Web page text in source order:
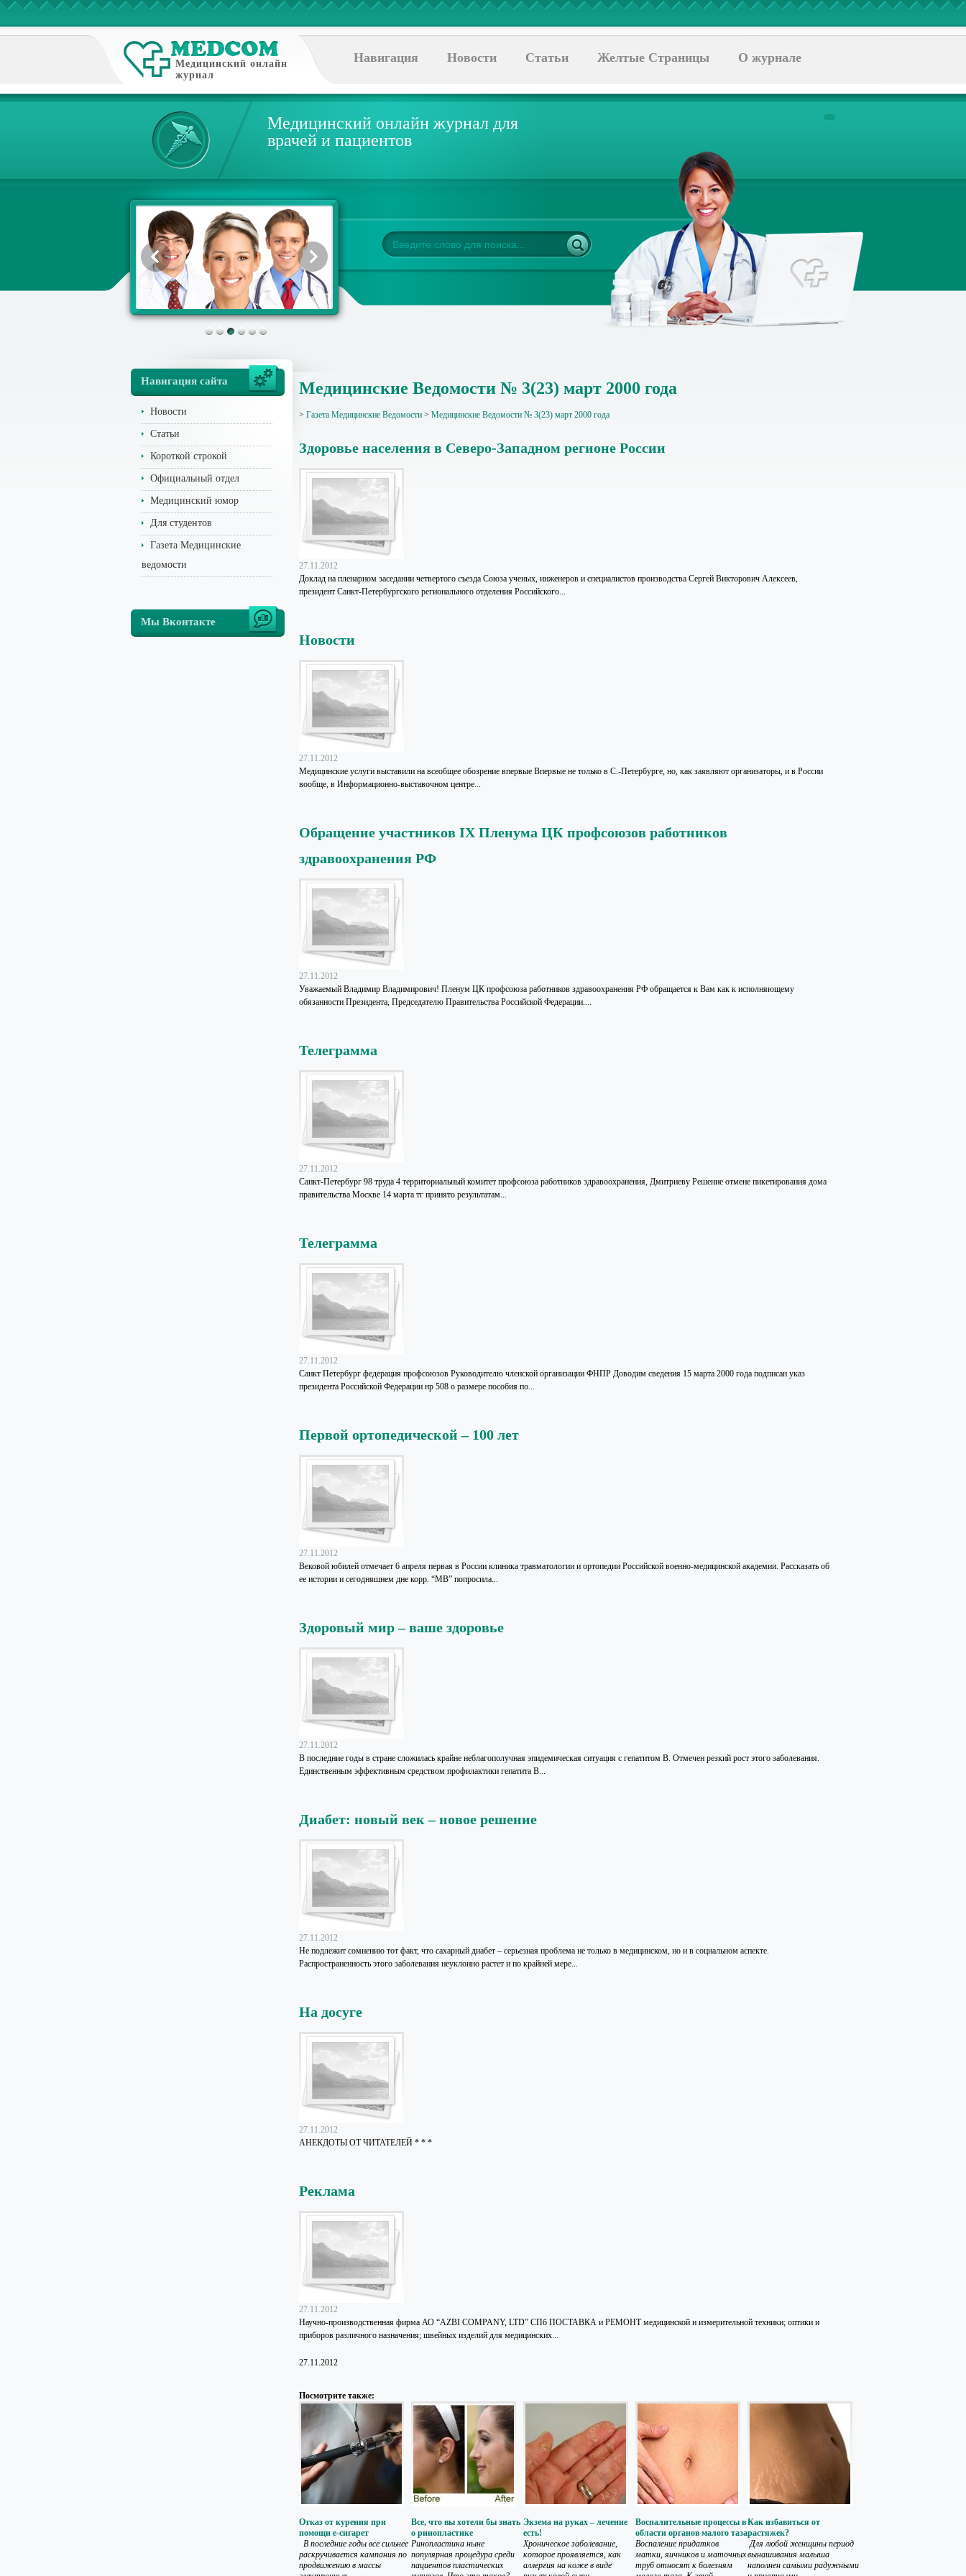
Медицинский онлайн
журнал
Навигация Новости Статьи Желтые Страницы О журнале
Медицинский онлайн журнал для
врачей и пациентов
Навигация сайта
Новости
Статьи
Короткой строкой
Официальный отдел
Медицинский юмор
Для студентов
Газета Медицинские
ведомости
Мы Вконтакте
Медицинские Ведомости № 3(23) март 2000 года
> Газета Медицинские Ведомости > Медицинские Ведомости № 3(23) март 2000 года
Здоровье населения в Северо-Западном регионе России
27.11.2012
Доклад на пленарном заседании четвертого съезда Союза ученых, инженеров и специалистов производства Сергей Викторович Алексеев,
президент Санкт-Петербургского регионального отделения Российского...
Новости
27.11.2012
Медицинские услуги выставили на всеобщее обозрение впервые Впервые не только в С.-Петербурге, но, как заявляют организаторы, и в России
вообще, в Информационно-выставочном центре...
Обращение участников IX Пленума ЦК профсоюзов работников
здравоохранения РФ
27.11.2012
Уважаемый Владимир Владимирович! Пленум ЦК профсоюза работников здравоохранения РФ обращается к Вам как к исполняющему
обязанности Президента, Председателю Правительства Российской Федерации....
Телеграмма
27.11.2012
Санкт-Петербург 98 труда 4 территориальный комитет профсоюза работников здравоохранения, Дмитриеву Решение отмене пикетирования дома
правительства Москве 14 марта тг принято результатам...
Телеграмма
27.11.2012
Санкт Петербург федерация профсоюзов Руководителю членской организации ФНПР Доводим сведения 15 марта 2000 года подписан указ
президента Российской Федерации нр 508 о размере пособия по...
Первой ортопедической – 100 лет
27.11.2012
Вековой юбилей отмечает 6 апреля первая в России клиника травматологии и ортопедии Российской военно-медицинской академии. Рассказать об
ее истории и сегодняшнем дне корр. “МВ” попросила...
Здоровый мир – ваше здоровье
27.11.2012
В последние годы в стране сложилась крайне неблагополучная эпидемическая ситуация с гепатитом В. Отмечен резкий рост этого заболевания.
Единственным эффективным средством профилактики гепатита В...
Диабет: новый век – новое решение
27.11.2012
Не подлежит сомнению тот факт, что сахарный диабет – серьезная проблема не только в медицинском, но и в социальном аспекте.
Распространенность этого заболевания неуклонно растет и по крайней мере...
На досуге
27.11.2012
АНЕКДОТЫ ОТ ЧИТАТЕЛЕЙ * * *
Реклама
27.11.2012
Научно-производственная фирма АО “AZBI COMPANY, LTD” СПб ПОСТАВКА и РЕМОНТ медицинской и измерительной техники; оптики и
приборов различного назначения; швейных изделий для медицинских...
27.11.2012
Посмотрите также:
Отказ от курения при
помощи е-сигарет
В последние годы все сильнее
раскручивается кампания по
продвижению в массы
Все, что вы хотели бы знать
о ринопластике
Ринопластика ныне
популярная процедура среди
пациентов пластических
Экзема на руках – лечение
есть!
Хроническое заболевание,
которое проявляется, как
аллергия на коже в виде
Воспалительные процессы в
области органов малого таза
Воспаление придатков
матки, яичников и маточных
труб относят к болезням
Как избавиться от
растяжек?
Для любой женщины период
вынашивания малыша
наполнен самыми радужными